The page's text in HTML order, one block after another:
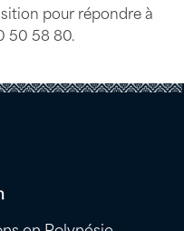
pour répondre à
50 58 80.